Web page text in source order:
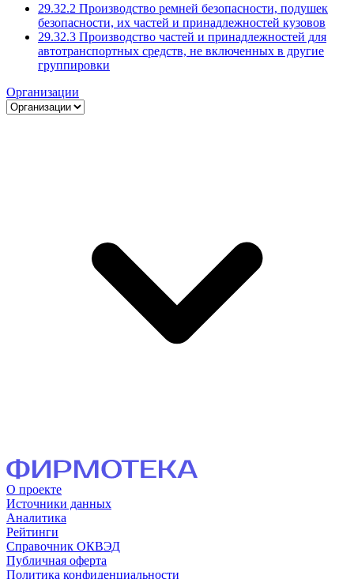
29.32.2 Производство ремней безопасности, подушек
безопасности, их частей и принадлежностей кузовов
29.32.3 Производство частей и принадлежностей для
автотранспортных средств, не включенных в другие
группировки
Организации
О проекте
Источники данных
Аналитика
Рейтинги
Справочник ОКВЭД
Публичная оферта
Политика конфиденциальности